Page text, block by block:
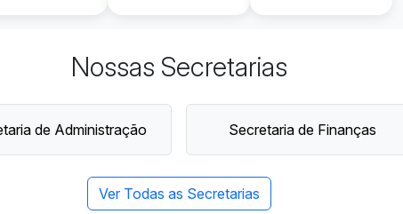
Nossas Secretarias
de Administração Secretaria de Finanças
Ver Todas as Secretarias